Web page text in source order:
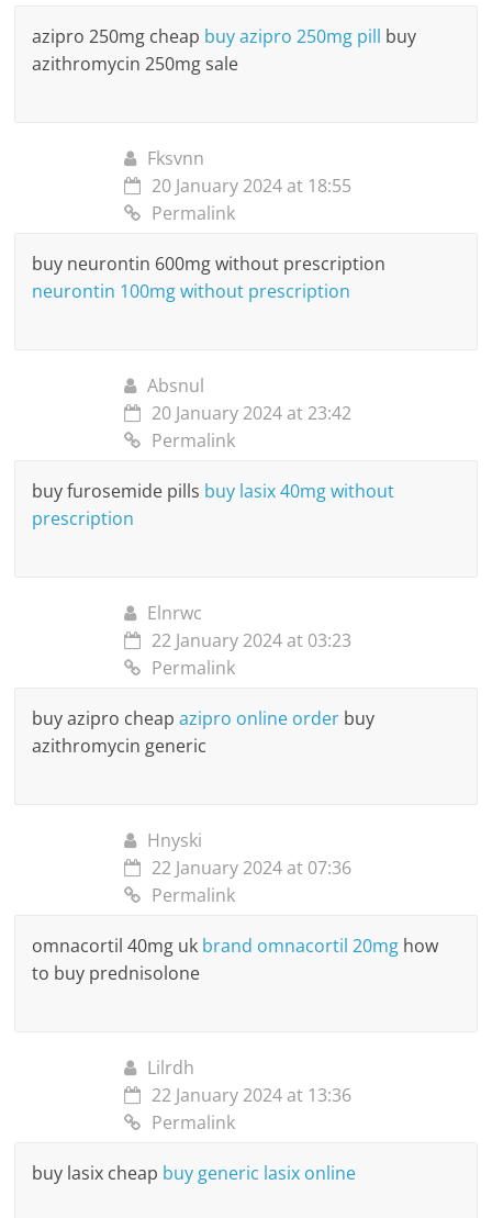
azipro 250mg cheap buy azipro 250mg pill buy
azithromycin 250mg sale
Fksvnn
20 January 2024 at 18:55
Permalink
buy neurontin 600mg without prescription
neurontin 100mg without prescription
Absnul
20 January 2024 at 23:42
Permalink
buy furosemide pills buy lasix 40mg without
prescription
Elnrwc
22 January 2024 at 03:23
Permalink
buy azipro cheapazipro online order buy
azithromycin generic
Hnyski
22 January 2024 at 07:36
Permalink
omnacortil 40mg uk brand omnacortil 20mg how
to buy prednisolone
Lilrdh
22 January 2024 at 13:36
Permalink
buy lasix cheap buy generic lasix online